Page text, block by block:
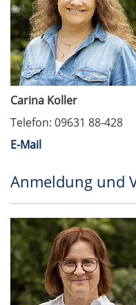
Carina Koller
Telefon: 09631 88-428
E-Mail
Anmeldung und